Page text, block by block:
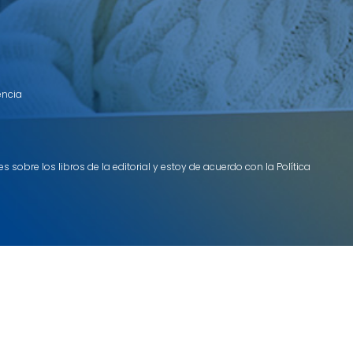
sobre los libros de la editorial y estoy de acuerdo con la Política